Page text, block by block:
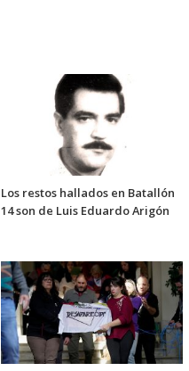
Los restos hallados en Batallón
14 son de Luis Eduardo Arigón